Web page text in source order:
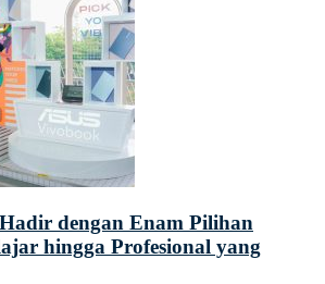
dengan Enam Pilihan
hingga Profesional yang